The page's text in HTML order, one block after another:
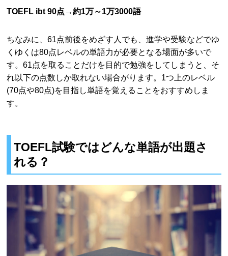
TOEFL ibt 90点→約1万～1万3000語
ちなみに、61点前後をめざす人でも、進学や受験などでゆ
くゆくは80点レベルの単語力が必要となる場面が多いで
す。61点を取ることだけを目的で勉強をしてしまうと、そ
れ以下の点数しか取れない場合がります。1つ上のレベル
(70点や80点)を目指し単語を覚えることをおすすめしま
す。
TOEFL試験ではどんな単語が出題さ
れる？